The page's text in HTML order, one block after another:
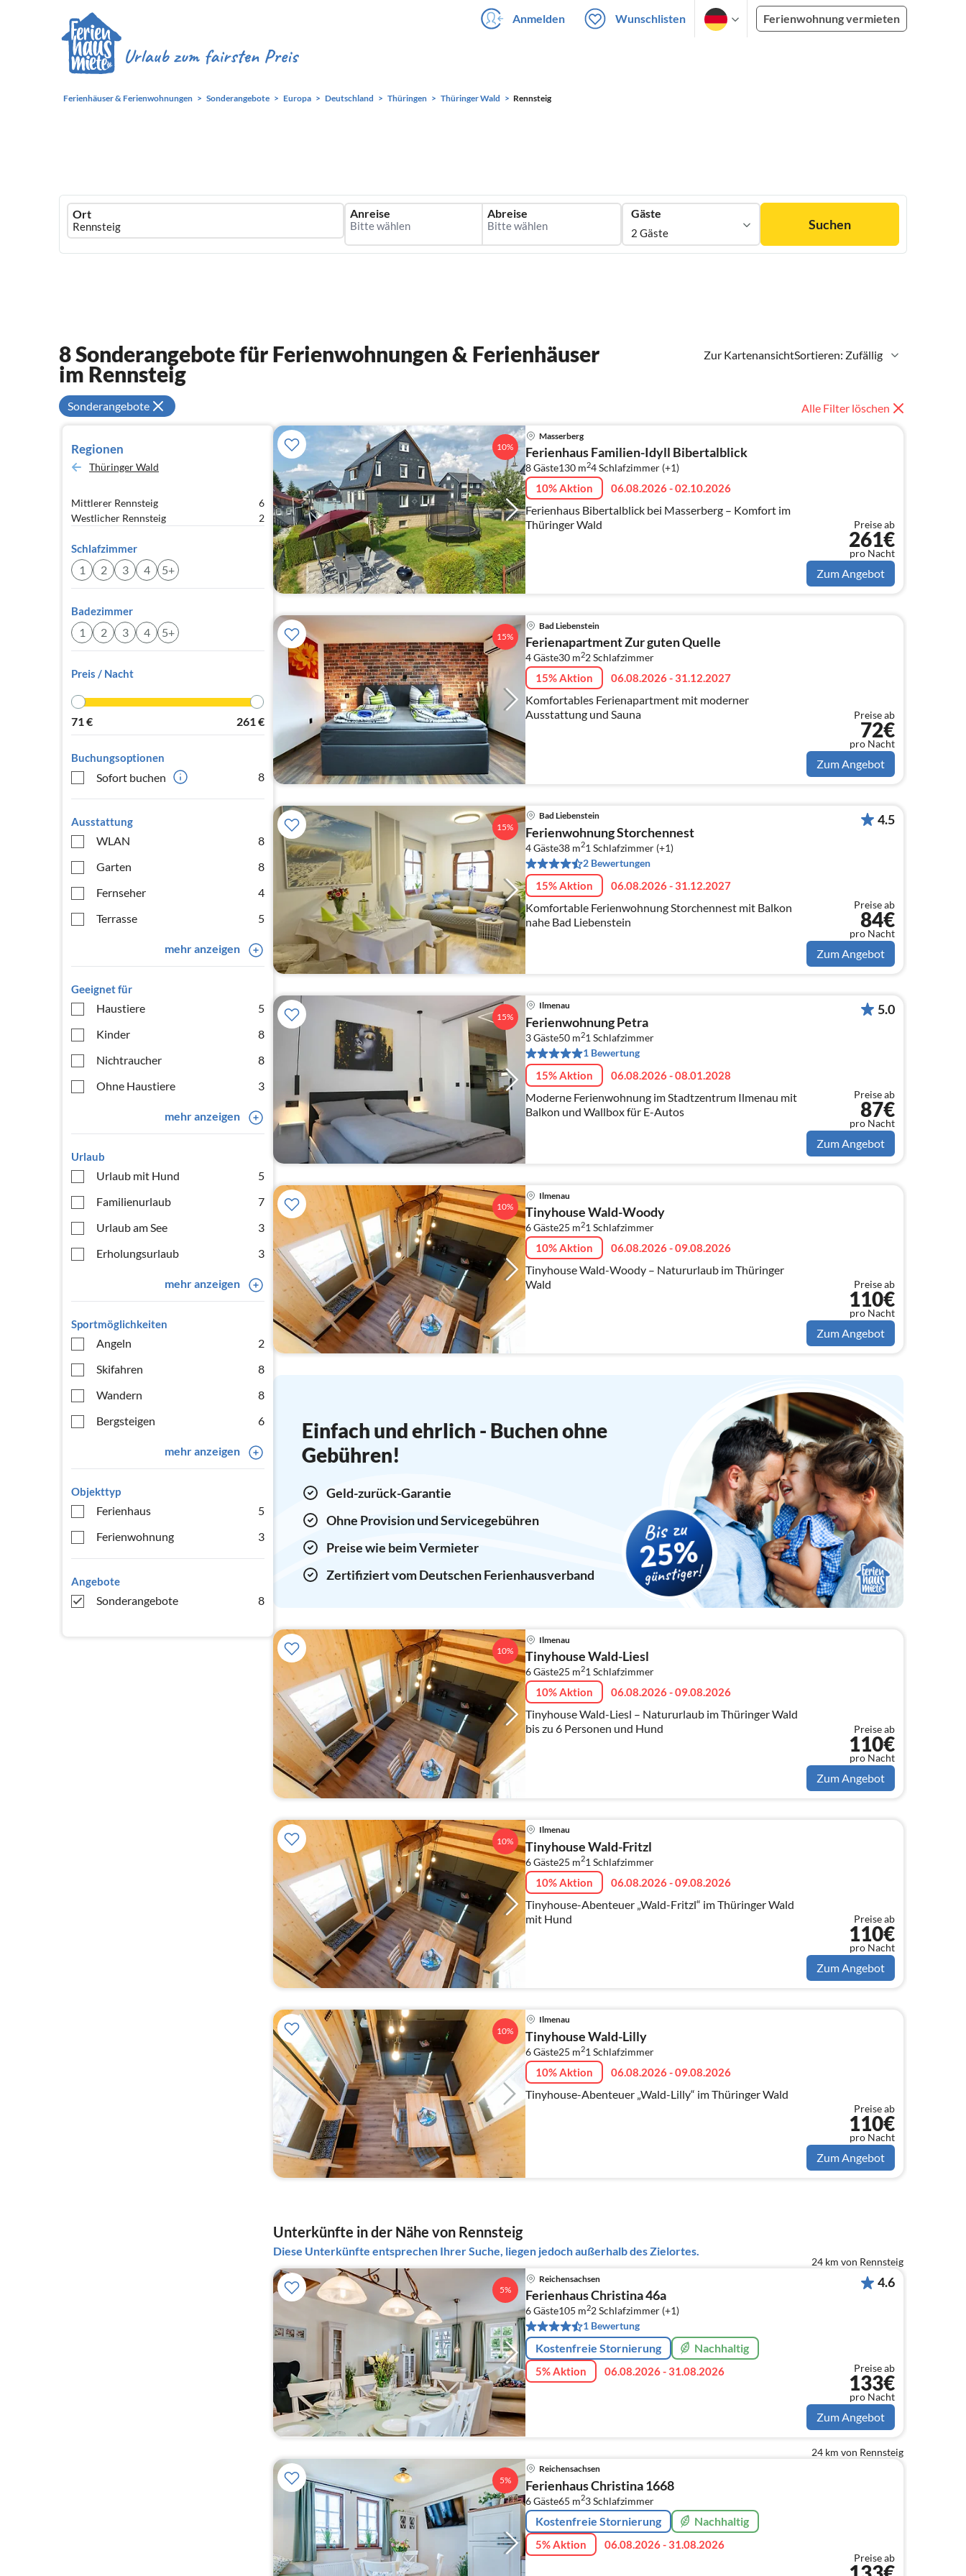
Anmelden Wunschlisten Ferienwohnung vermieten
Ferienhäuser & Ferienwohnungen Sonderangebote Europa Deutschland Thüringen Thüringer Wald Rennsteig
Ferienhausmiete
logo
Ort Anreise Abreise Gäste
2 Gäste
Suchen
Zur KartenansichtSortieren: Zufällig
8 Sonderangebote für Ferienwohnungen & Ferienhäuser
im Rennsteig
Sonderangebote Alle Filter löschen
Regionen
Thüringer Wald
Mittlerer Rennsteig
6
Westlicher Rennsteig
2
Schlafzimmer
1 2 3 4 5+
Badezimmer
1 2 3 4 5+
Preis / Nacht
71€ 261€
Buchungsoptionen
Sofort buchen 8
Ausstattung
WLAN
8
Garten
8
Fernseher
4
Terrasse
5
mehr anzeigen
Geeignet für
Haustiere
5
Kinder
8
Nichtraucher
8
Ohne Haustiere
3
mehr anzeigen
Urlaub
Urlaub mit Hund
5
Familienurlaub
7
Urlaub am See
3
Erholungsurlaub
3
mehr anzeigen
Sportmöglichkeiten
Angeln
2
Skifahren
8
Wandern
8
Bergsteigen
6
mehr anzeigen
Objekttyp
Ferienhaus
5
Ferienwohnung
3
Angebote
Sonderangebote 8
10%
Masserberg
Ferienhaus Familien-Idyll Bibertalblick
8 Gäste130 m24Schlafzimmer (+1)
10% Aktion 06.08.2026 - 02.10.2026
Ferienhaus Bibertalblick bei Masserberg – Komfort im
Thüringer Wald
Preise ab
261€
pro Nacht
Zum Angebot
15%
Bad Liebenstein
Ferienapartment Zur guten Quelle
4 Gäste30 m22Schlafzimmer
15% Aktion 06.08.2026 - 31.12.2027
Komfortables Ferienapartment mit moderner
Ausstattung und Sauna
Preise ab
72€
pro Nacht
Zum Angebot
15%
Bad Liebenstein
Ferienwohnung Storchennest
4 Gäste38 m21 Schlafzimmer (+1)
2 Bewertungen
15% Aktion 06.08.2026 - 31.12.2027
Komfortable Ferienwohnung Storchennest mit Balkon
nahe Bad Liebenstein
4.5
Preise ab
84€
pro Nacht
Zum Angebot
15%
Ilmenau
Ferienwohnung Petra
3 Gäste50 m21 Schlafzimmer
1 Bewertung
15% Aktion 06.08.2026 - 08.01.2028
Moderne Ferienwohnung im Stadtzentrum Ilmenau mit
Balkon und Wallbox für E-Autos
5.0
Preise ab
87€
pro Nacht
Zum Angebot
10%
Ilmenau
Tinyhouse Wald-Woody
6 Gäste25 m21 Schlafzimmer
10% Aktion 06.08.2026 - 09.08.2026
Tinyhouse Wald-Woody – Natururlaub im Thüringer
Wald
Preise ab
110€
pro Nacht
Zum Angebot
Einfach und ehrlich - Buchen ohne
Gebühren!
Geld-zurück-Garantie
Ohne Provision und Servicegebühren
Preise wie beim Vermieter
Zertifiziert vom Deutschen Ferienhausverband
10%
Ilmenau
Tinyhouse Wald-Liesl
6 Gäste25 m21Schlafzimmer
10% Aktion 06.08.2026 - 09.08.2026
Tinyhouse Wald-Liesl – Natururlaub im Thüringer Wald
bis zu 6 Personen und Hund
Preise ab
110€
pro Nacht
Zum Angebot
10%
Ilmenau
Tinyhouse Wald-Fritzl
6 Gäste25 m21 Schlafzimmer
10% Aktion 06.08.2026 - 09.08.2026
Tinyhouse-Abenteuer „Wald-Fritzl“ im Thüringer Wald
mit Hund
Preise ab
110€
pro Nacht
Zum Angebot
10%
Ilmenau
Tinyhouse Wald-Lilly
6 Gäste25 m21 Schlafzimmer
10% Aktion 06.08.2026 - 09.08.2026
Tinyhouse-Abenteuer „Wald-Lilly“ im Thüringer Wald
Preise ab
110€
pro Nacht
Zum Angebot
Unterkünfte in der Nähe von Rennsteig
Diese Unterkünfte entsprechen Ihrer Suche, liegen jedoch außerhalb des Zielortes.
5%
24 km von Rennsteig
Reichensachsen
Ferienhaus Christina 46a
6 Gäste105 m22Schlafzimmer (+1)
1 Bewertung
Kostenfreie Stornierung Nachhaltig
5% Aktion 06.08.2026 - 31.08.2026
4.6
Preise ab
133€
pro Nacht
Zum Angebot
5%
24 km von Rennsteig
Reichensachsen
Ferienhaus Christina 1668
6 Gäste65 m23Schlafzimmer
Kostenfreie Stornierung Nachhaltig
5% Aktion 06.08.2026 - 31.08.2026
Preise ab